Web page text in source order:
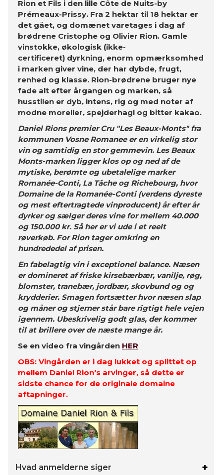
Rion et Fils i den lille Côte de Nuits-by
Prémeaux-Prissy. Fra 2 hektar til 18 hektar er
det gået, og domænet varetages i dag af
brødrene Cristophe og Olivier Rion. Gamle
vinstokke, økologisk (ikke-
certificeret) dyrkning, enorm opmærksomhed
i marken giver vine, der har dybde, frugt,
renhed og klasse. Rion-brødrene bruger nye
fade alt efter årgangen og marken, så
husstilen er dyb, intens, rig og med noter af
modne moreller, spejderhagl og bitter kakao.
Daniel Rions premier Cru "Les Beaux-Monts" fra
kommunen Vosne Romanee er en virkelig stor
vin og samtidig en stor gemmevin. Les Beaux
Monts-marken ligger klos op og ned af de
mytiske, berømte og ubetalelige marker
Romanée-Conti, La Tâche og Richebourg, hvor
Domaine de la Romanée-Conti (verdens dyreste
og mest eftertragtede vinproducent) år efter år
dyrker og sælger deres vine for mellem 40.000
og 150.000 kr. Så her er vi ude i et reelt
røverkøb. For Rion tager omkring en
hundrededel af prisen.
En fabelagtig vin i exceptionel balance. Næsen
er domineret af friske kirsebærbær, vanilje, røg,
blomster, tranebær, jordbær, skovbund og og
krydderier. Smagen fortsætter hvor næsen slap
og måner og stjerner står bare rigtigt hele vejen
igennem. Ubeskrivelig godt glas, der kommer
til at brillere over de næste mange år.
Se en video fra vingården HER
OBS: Vingården er i dag lukket og splittet op
mellem Daniel Rion's arvinger, så dette er
sidste chance for de originale domaine
aftapninger.
Hvad anmelderne siger